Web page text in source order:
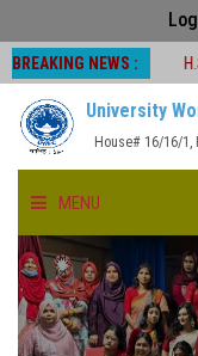
BREAKING NEWS :
বন্ধ H.S.C Board
University
House# 16/16/1,
MENU
HOME
ABOUT US